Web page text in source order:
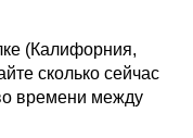
(Калифорния,
сколько сейчас
времени между